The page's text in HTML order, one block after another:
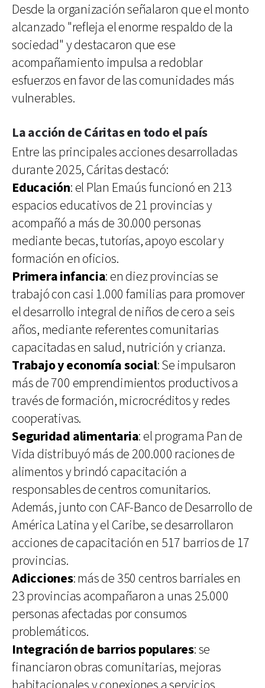
Desde la organización señalaron que el monto
alcanzado "refleja el enorme respaldo de la
sociedad" y destacaron que ese
acompañamiento impulsa a redoblar
esfuerzos en favor de las comunidades más
vulnerables.
La acción de Cáritas en todo el país
Entre las principales acciones desarrolladas
durante 2025, Cáritas destacó:
Educación: el Plan Emaús funcionó en 213
espacios educativos de 21 provincias y
acompañó a más de 30.000 personas
mediante becas, tutorías, apoyo escolar y
formación en oficios.
Primera infancia: en diez provincias se
trabajó con casi 1.000 familias para promover
el desarrollo integral de niños de cero a seis
años, mediante referentes comunitarias
capacitadas en salud, nutrición y crianza.
Trabajo y economía social: Se impulsaron
más de 700 emprendimientos productivos a
través de formación, microcréditos y redes
cooperativas.
Seguridad alimentaria: el programa Pan de
Vida distribuyó más de 200.000 raciones de
alimentos y brindó capacitación a
responsables de centros comunitarios.
Además, junto con CAF-Banco de Desarrollo de
América Latina y el Caribe, se desarrollaron
acciones de capacitación en 517 barrios de 17
provincias.
Adicciones: más de 350 centros barriales en
23 provincias acompañaron a unas 25.000
personas afectadas por consumos
problemáticos.
Integración de barrios populares: se
financiaron obras comunitarias, mejoras